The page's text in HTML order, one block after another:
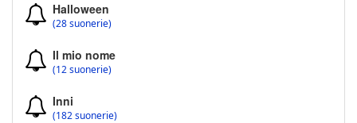
Halloween
(28 suonerie)
Il mio nome
(12 suonerie)
Inni
(182 suonerie)